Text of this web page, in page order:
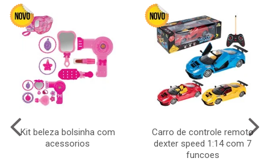
Kit beleza bolsinha com
acessorios
Carro de controle remoto
dexter speed 1:14 com 7
funcoes